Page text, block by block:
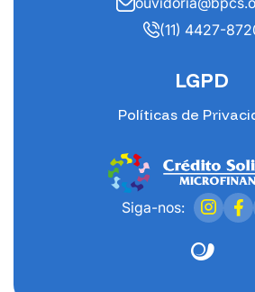
(11) 4427-
LGPD
Políticas de
Siga-nos: